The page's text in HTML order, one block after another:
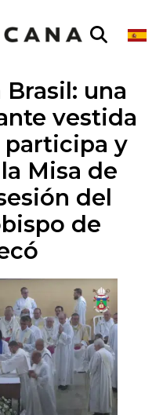
Brasil: una
vestida
participa y
Misa de
del
de